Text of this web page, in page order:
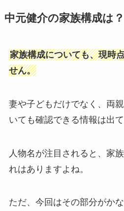
中元健介の家族構成は？
家族構成についても、現時
せん。
妻や子どもだけでなく、両
いても確認できる情報は出て
人物名が注目されると、家
れはありますよね。
ただ、今回はその部分がか